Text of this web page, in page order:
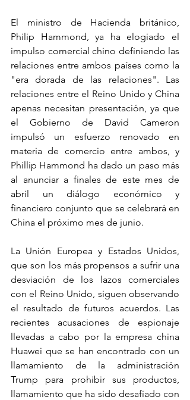
El ministro de Hacienda británico,
Philip Hammond, ya ha elogiado el
impulso comercial chino definiendo las
relaciones entre ambos países como la
"era dorada de las relaciones". Las
relaciones entre el Reino Unido y China
apenas necesitan presentación, ya que
el Gobierno de David Cameron
impulsó un esfuerzo renovado en
materia de comercio entre ambos, y
Phillip Hammond ha dado un paso más
al anunciar a finales de este mes de
abril un diálogo económico y
financiero conjunto que se celebrará en
China el próximo mes de junio.
La Unión Europea y Estados Unidos,
que son los más propensos a sufrir una
desviación de los lazos comerciales
con el Reino Unido, siguen observando
el resultado de futuros acuerdos. Las
recientes acusaciones de espionaje
llevadas a cabo por la empresa china
Huawei que se han encontrado con un
llamamiento de la administración
Trump para prohibir sus productos,
llamamiento que ha sido desafiado con